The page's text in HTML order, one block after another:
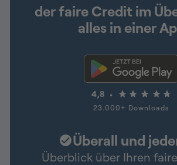
der faire Credit im
alles in einer
Überall und
Überblick über Ihren
4,8
23.000+ Downloads